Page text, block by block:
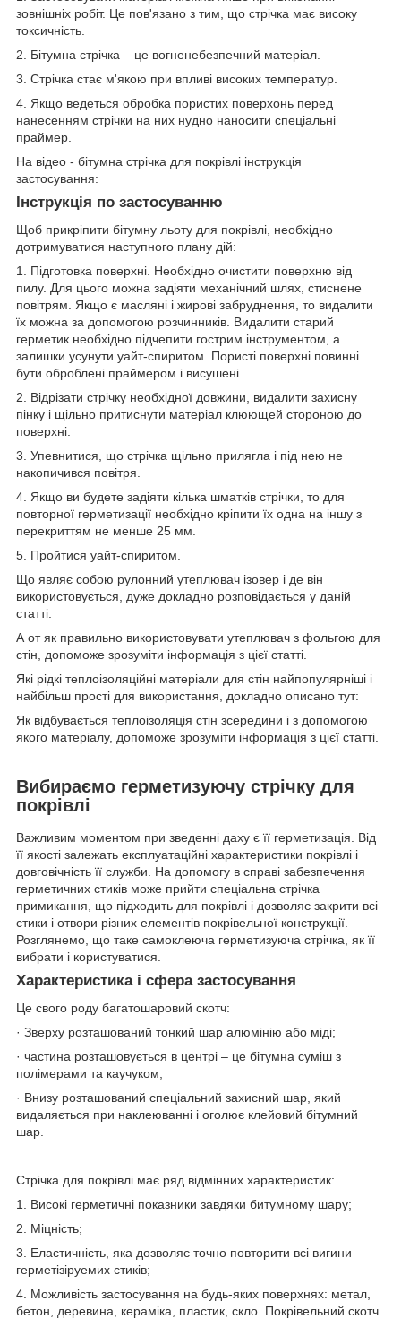
зовнішніх робіт. Це пов'язано з тим, що стрічка має високу
токсичність.
2. Бітумна стрічка – це вогненебезпечний матеріал.
3. Стрічка стає м'якою при впливі високих температур.
4. Якщо ведеться обробка пористих поверхонь перед
нанесенням стрічки на них нудно наносити спеціальні
праймер.
На відео - бітумна стрічка для покрівлі інструкція
застосування:
Інструкція по застосуванню
Щоб прикріпити бітумну льоту для покрівлі, необхідно
дотримуватися наступного плану дій:
1. Підготовка поверхні. Необхідно очистити поверхню від
пилу. Для цього можна задіяти механічний шлях, стиснене
повітрям. Якщо є масляні і жирові забруднення, то видалити
їх можна за допомогою розчинників. Видалити старий
герметик необхідно підчепити гострим інструментом, а
залишки усунути уайт-спиритом. Пористі поверхні повинні
бути оброблені праймером і висушені.
2. Відрізати стрічку необхідної довжини, видалити захисну
пінку і щільно притиснути матеріал клюющей стороною до
поверхні.
3. Упевнитися, що стрічка щільно прилягла і під нею не
накопичився повітря.
4. Якщо ви будете задіяти кілька шматків стрічки, то для
повторної герметизації необхідно кріпити їх одна на іншу з
перекриттям не менше 25 мм.
5. Пройтися уайт-спиритом.
Що являє собою рулонний утеплювач ізовер і де він
використовується, дуже докладно розповідається у даній
статті.
А от як правильно використовувати утеплювач з фольгою для
стін, допоможе зрозуміти інформація з цієї статті.
Які рідкі теплоізоляційні матеріали для стін найпопулярніші і
найбільш прості для використання, докладно описано тут:
Як відбувається теплоізоляція стін зсередини і з допомогою
якого матеріалу, допоможе зрозуміти інформація з цієї статті.
Вибираємо герметизуючу стрічку для
покрівлі
Важливим моментом при зведенні даху є її герметизація. Від
її якості залежать експлуатаційні характеристики покрівлі і
довговічність її служби. На допомогу в справі забезпечення
герметичних стиків може прийти спеціальна стрічка
примикання, що підходить для покрівлі і дозволяє закрити всі
стики і отвори різних елементів покрівельної конструкції.
Розглянемо, що таке самоклеюча герметизуюча стрічка, як її
вибрати і користуватися.
Характеристика і сфера застосування
Це свого роду багатошаровий скотч:
· Зверху розташований тонкий шар алюмінію або міді;
· частина розташовується в центрі – це бітумна суміш з
полімерами та каучуком;
· Внизу розташований спеціальний захисний шар, який
видаляється при наклеюванні і оголює клейовий бітумний
шар.
Стрічка для покрівлі має ряд відмінних характеристик:
1. Високі герметичні показники завдяки битумному шару;
2. Міцність;
3. Еластичність, яка дозволяє точно повторити всі вигини
герметізіруемих стиків;
4. Можливість застосування на будь-яких поверхнях: метал,
бетон, деревина, кераміка, пластик, скло. Покрівельний скотч